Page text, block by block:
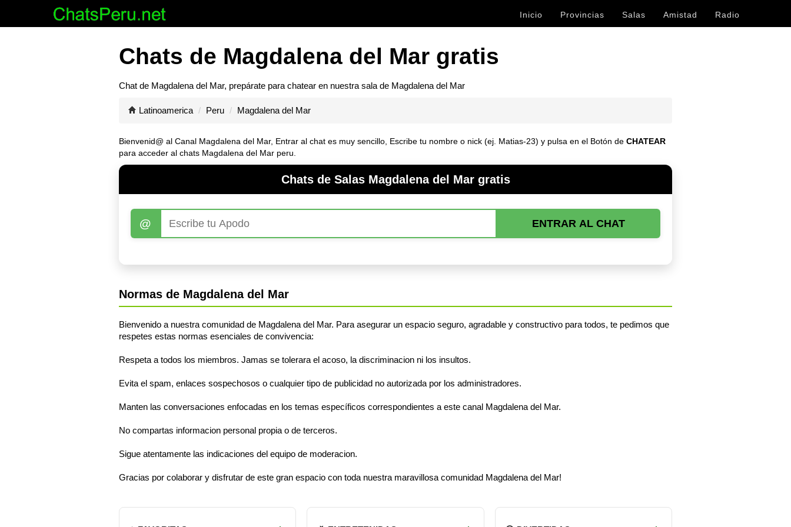
Inicio Provincias Salas Amistad Radio
Chats de Magdalena del Mar gratis
Chat de Magdalena del Mar, prepárate para chatear en nuestra sala de Magdalena del Mar
Latinoamerica Peru Magdalena del Mar
Bienvenid@ al Canal Magdalena del Mar, Entrar al chat es muy sencillo, Escribe tu nombre o nick (ej. Matias-23) y pulsa en el Botón de CHATEAR
para acceder al chats Magdalena del Mar peru.
Chats de Salas Magdalena del Mar gratis
@ ENTRAR AL CHAT
Normas de Magdalena del Mar
Bienvenido a nuestra comunidad de Magdalena del Mar. Para asegurar un espacio seguro, agradable y constructivo para todos, te pedimos que
respetes estas normas esenciales de convivencia:
Respeta a todos los miembros. Jamas se tolerara el acoso, la discriminacion ni los insultos.
Evita el spam, enlaces sospechosos o cualquier tipo de publicidad no autorizada por los administradores.
Manten las conversaciones enfocadas en los temas específicos correspondientes a este canal Magdalena del Mar.
No compartas informacion personal propia o de terceros.
Sigue atentamente las indicaciones del equipo de moderacion.
Gracias por colaborar y disfrutar de este gran espacio con toda nuestra maravillosa comunidad Magdalena del Mar!